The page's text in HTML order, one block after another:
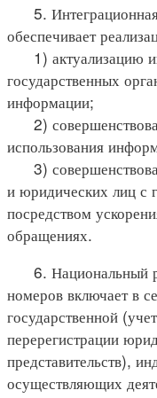
5.
обеспечивает
1) актуализацию
государственных
информации;
2)
использования
3)
и юридических лиц с
посредством
обращениях.
6. Национальный
номеров включает в
государственной
перерегистрации
представительств),
осуществляющих